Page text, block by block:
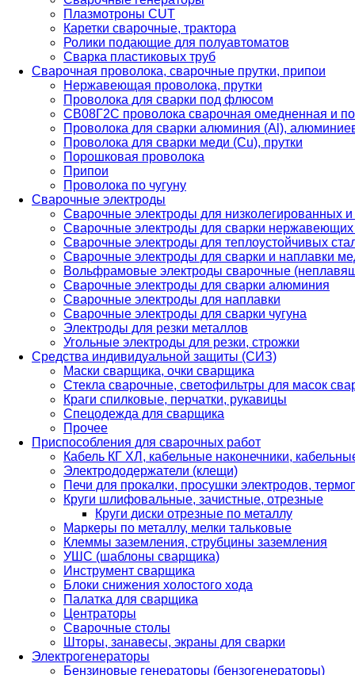
Плазмотроны CUT
Каретки сварочные, трактора
Ролики подающие для полуавтоматов
Сварка пластиковых труб
Сварочная проволока, сварочные прутки, припои
Нержавеющая проволока, прутки
Проволока для сварки под флюсом
СВ08Г2С проволока сварочная омедненная и
Проволока для сварки алюминия (Al),
Проволока для сварки меди (Cu), прутки
Порошковая проволока
Припои
Проволока по чугуну
Сварочные электроды
Сварочные электроды для низколегированных и
Сварочные электроды для сварки
Сварочные электроды для теплоустойчивых
Сварочные электроды для сварки и наплавки
Вольфрамовые электроды сварочные
Сварочные электроды для сварки алюминия
Сварочные электроды для наплавки
Сварочные электроды для сварки чугуна
Электроды для резки металлов
Угольные электроды для резки, строжки
Средства индивидуальной защиты (СИЗ)
Маски сварщика, очки сварщика
Стекла сварочные, светофильтры для масок
Краги спилковые, перчатки, рукавицы
Спецодежда для сварщика
Прочее
Приспособления для сварочных работ
Кабель КГ ХЛ, кабельные наконечники,
Электрододержатели (клещи)
Печи для прокалки, просушки электродов,
Круги шлифовальные, зачистные, отрезные
Круги диски отрезные по металлу
Маркеры по металлу, мелки тальковые
Клеммы заземления, струбцины заземления
УШС (шаблоны сварщика)
Инструмент сварщика
Блоки снижения холостого хода
Палатка для сварщика
Центраторы
Сварочные столы
Шторы, занавесы, экраны для сварки
Электрогенераторы
Бензиновые генераторы (бензогенераторы)